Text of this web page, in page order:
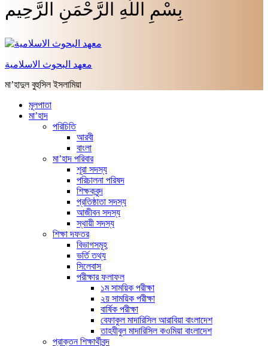
بِسْمِ اللَّهِ الرَّحْمَنِ الرَّحِيم
معهد البحوث الاسلامية
মা’হাদুল বুহুসিল ইসলামিয়া
মূলপাতা
মা’হাদ
পরিচিতি
আরবী
বাংলা
মা’হাদ পরিবার
শূরা সদস্য
পরিচালনা পরিষদ
শিক্ষকবৃন্দ
প্রতিষ্ঠাতা সদস্য
আজীবন সদস্য
স্থায়ী সদস্য
শিক্ষা দফতর
বিভাগসমূহ
ভর্তি তথ্য
সিলেবাস
পরীক্ষার ফলাফল
১ম সাময়িক পরীক্ষা
২য় সাময়িক পরীক্ষা
বার্ষিক পরীক্ষা
বেফাকুল মাদারিসিল আরাবিয়া বাংলাদেশ
তাহযীবুল মাদারিসিল কওমিয়া বাংলাদেশ
প্রাক্তন শিক্ষার্থীবৃন্দ